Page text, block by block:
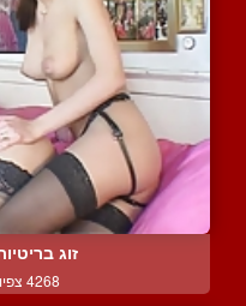
זוג
4268 צפיות